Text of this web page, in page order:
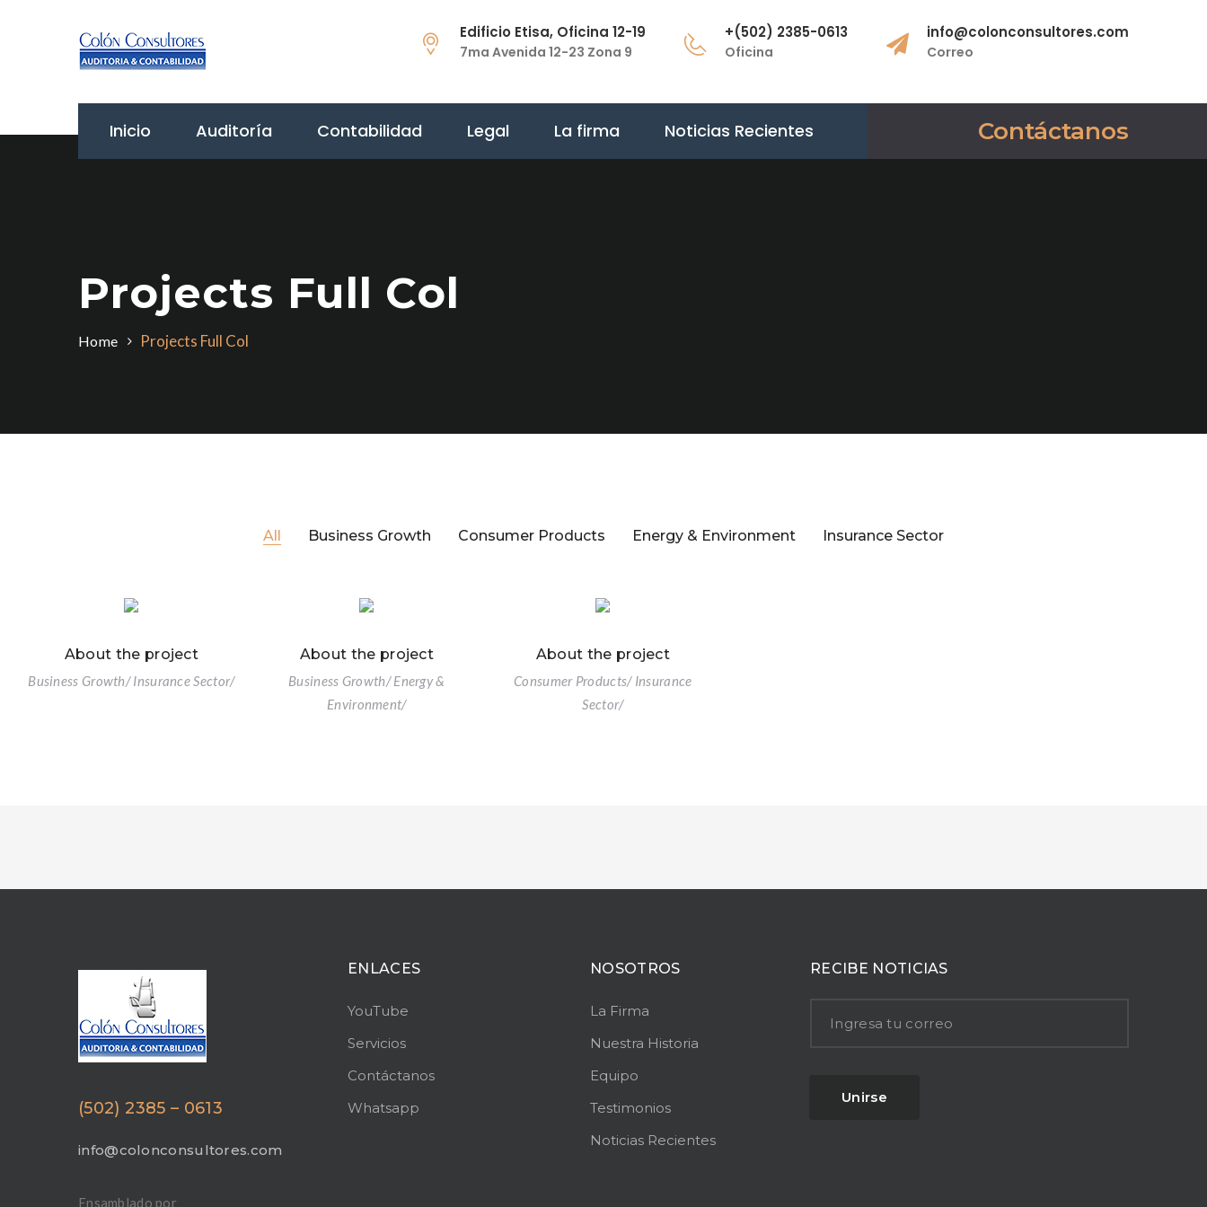
Edificio Etisa, Oficina 12-19
7ma Avenida 12-23 Zona 9
+(502) 2385-0613
Oficina
info@colonconsultores.com
Correo
Inicio Auditoría Contabilidad Legal La firma Noticias Recientes Contáctanos
Projects Full Col
Home Projects Full Col
All Business Growth Consumer Products Energy & Environment Insurance Sector
About the project
Business Growth/ Insurance Sector/
About the project
Business Growth/ Energy &
Environment/
About the project
Consumer Products/ Insurance
Sector/
(502) 2385 – 0613
info@colonconsultores.com
Ensamblado por
ENLACES
YouTube
Servicios
Contáctanos
Whatsapp
NOSOTROS
La Firma
Nuestra Historia
Equipo
Testimonios
Noticias Recientes
RECIBE NOTICIAS